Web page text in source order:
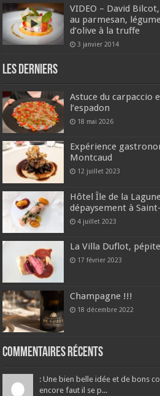
VIDEO – David
au parmesan,
d’olive à la truffe
3 janvier 2014
Les derniers
Astuce du carpaccio
l’espadon
18 mai 2026
Expérience
Montcaud
12 juillet 2023
Hôtel Île de la
dépaysement à
4 juillet 2023
La Villa Duflot,
17 février 2023
Champagne !!!
18 décembre 2022
Commentaires récents
: Une bien belle idée et de bons
encore faut il se p...